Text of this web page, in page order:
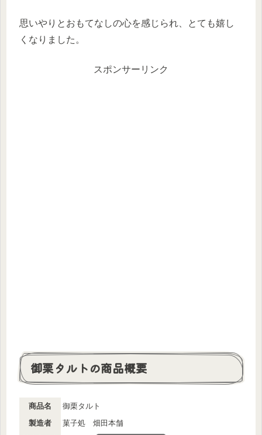
思いやりとおもてなしの心を感じられ、とても嬉し
くなりました。
スポンサーリンク
御栗タルトの商品概要
商品名
御栗タルト
製造者
菓子処 畑田本舗